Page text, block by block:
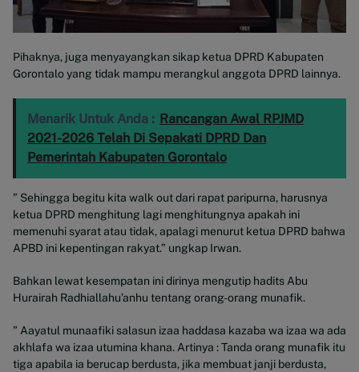
Pihaknya, juga menyayangkan sikap ketua DPRD Kabupaten
Gorontalo yang tidak mampu merangkul anggota DPRD lainnya.
Menarik Untuk Anda : Rancangan Awal RPJMD
2021-2026 Telah Di Sepakati DPRD Dan
Pemerintah Kabupaten Gorontalo
” Sehingga begitu kita walk out dari rapat paripurna, harusnya
ketua DPRD menghitung lagi menghitungnya apakah ini
memenuhi syarat atau tidak, apalagi menurut ketua DPRD bahwa
APBD ini kepentingan rakyat.” ungkap Irwan.
Bahkan lewat kesempatan ini dirinya mengutip hadits Abu
Hurairah Radhiallahu’anhu tentang orang-orang munafik.
” Aayatul munaafiki salasun izaa haddasa kazaba wa izaa wa ada
akhlafa wa izaa utumina khana. Artinya : Tanda orang munafik itu
tiga apabila ia berucap berdusta, jika membuat janji berdusta,